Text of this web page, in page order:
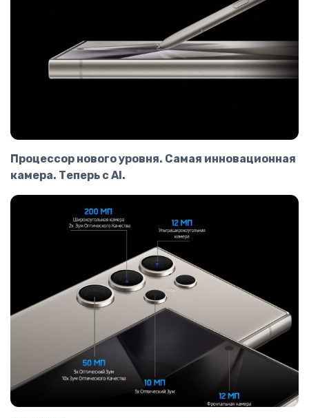
Процессор нового уровня. Самая инновационная
камера. Теперь с AI.